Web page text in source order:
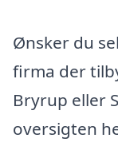
Ønsker du
firma der
Bryrup eller
oversigten